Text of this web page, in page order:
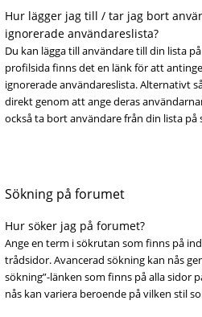
Hur lägger jag till / tar jag bort
ignorerade användareslista?
Du kan lägga till användare till din lista
profilsida finns det en länk för att
ignorerade användareslista. Alternativt
direkt genom att ange deras
också ta bort användare från din lista på
Sökning på forumet
Hur söker jag på forumet?
Ange en term i sökrutan som finns på
trådsidor. Avancerad sökning kan nås
sökning”-länken som finns på alla sidor
nås kan variera beroende på vilken stil